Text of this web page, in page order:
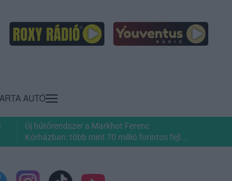
AUTÓ
Új hűtőrendszer a Markhot Ferenc
Kórházban: több mint 70 millió forintos fejl...